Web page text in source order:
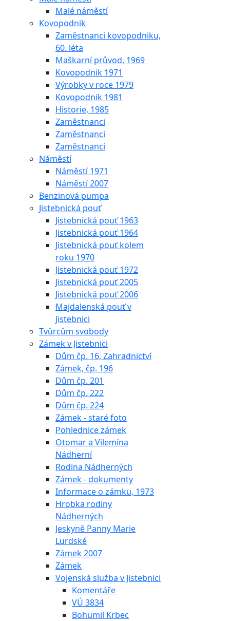
Malé náměstí
Kovopodnik
Zaměstnanci kovopodniku,
60. léta
Maškarní průvod, 1969
Kovopodnik 1971
Výrobky v roce 1979
Kovopodnik 1981
Historie, 1985
Zaměstnanci
Zaměstnanci
Zaměstnanci
Náměstí
Náměstí 1971
Náměstí 2007
Benzinová pumpa
Jistebnická pouť
Jistebnická pouť 1963
Jistebnická pouť 1964
Jistebnická pouť kolem
roku 1970
Jistebnická pouť 1972
Jistebnická pouť 2005
Jistebnická pouť 2006
Majdalenská pouť v
Jistebnici
Tvůrcům svobody
Zámek v Jistebnici
Dům čp. 16, Zahradnictví
Zámek, čp. 196
Dům čp. 201
Dům čp. 222
Dům čp. 224
Zámek - staré foto
Pohlednice zámek
Otomar a Vilemína
Nádherní
Rodina Nádherných
Zámek - dokumenty
Informace o zámku, 1973
Hrobka rodiny
Nádherných
Jeskyně Panny Marie
Lurdské
Zámek 2007
Zámek
Vojenská služba v Jistebnici
Komentáře
VÚ 3834
Bohumil Krbec